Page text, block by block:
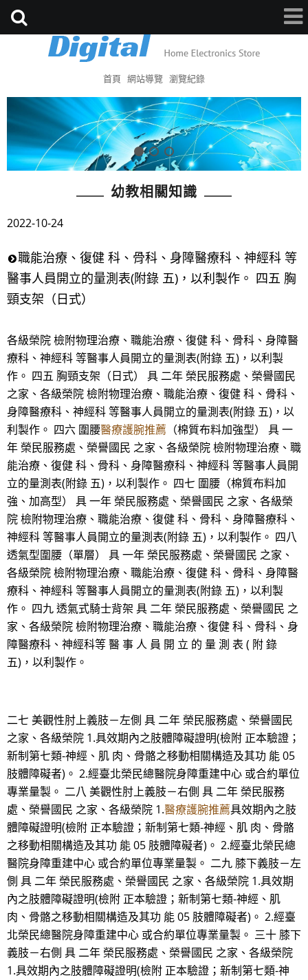
首頁 網站導覽 瀏覽紀錄
幼教相關知識
2022-10-24
職能治療、復健 科、骨科、身障醫療科、神經科 等
醫事人員開立的量測表(附錄 五)，以利製作。 四五 胸
頸支架（日式）
各級榮院 檢附物理治療、職能治療、復健 科、骨科、身障醫
療科、神經科 等醫事人員開立的量測表(附錄 五)，以利製
作。 四五 胸頸支架（日式） 具 二年 榮民服務處、榮譽國民
之家、各級榮院 檢附物理治療、職能治療、復健 科、骨科、
身障醫療科、神經科 等醫事人員開立的量測表(附錄 五)，以
利製作。 四六 圍腰醫療護腕推薦 （棉質布料加強型） 具 一
年 榮民服務處、榮譽國民 之家、各級榮院 檢附物理治療、職
能治療、復健 科、骨科、身障醫療科、神經科 等醫事人員開
立的量測表(附錄 五)，以利製作。 四七 圍腰（棉質布料加
強、加高型） 具 一年 榮民服務處、榮譽國民 之家、各級榮
院 檢附物理治療、職能治療、復健 科、骨科、身障醫療科、
神經科 等醫事人員開立的量測表(附錄 五)，以利製作。 四八
透氣型圍腰（單層） 具 一年 榮民服務處、榮譽國民 之家、
各級榮院 檢附物理治療、職能治療、復健 科、骨科、身障醫
療科、神經科 等醫事人員開立的量測表(附錄 五)，以利製
作。 四九 透氣式騎士背架 具 二年 榮民服務處、榮譽國民 之
家、各級榮院 檢附物理治療、職能治療、復健 科、骨科、身
障醫療科、神經科等 醫 事 人 員 開 立 的 量 測 表 ( 附 錄
五)，以利製作。
二七 美觀性肘上義肢－左側 具 二年 榮民服務處、榮譽國民
之家、各級榮院 1.具效期內之肢體障礙證明(檢附 正本驗證；
新制第七類-神經、肌 肉、骨骼之移動相關構造及其功 能 05
肢體障礙者)。 2.經臺北榮民總醫院身障重建中心 或合約單位
專業量製。 二八 美觀性肘上義肢－右側 具 二年 榮民服務
處、榮譽國民 之家、各級榮院 1.醫療護腕推薦具效期內之肢
體障礙證明(檢附 正本驗證；新制第七類-神經、肌 肉、骨骼
之移動相關構造及其功 能 05 肢體障礙者)。 2.經臺北榮民總
醫院身障重建中心 或合約單位專業量製。 二九 膝下義肢－左
側 具 二年 榮民服務處、榮譽國民 之家、各級榮院 1.具效期
內之肢體障礙證明(檢附 正本驗證；新制第七類-神經、肌
肉、骨骼之移動相關構造及其功 能 05 肢體障礙者)。 2.經臺
北榮民總醫院身障重建中心 或合約單位專業量製。 三十 膝下
義肢－右側 具 二年 榮民服務處、榮譽國民 之家、各級榮院
1.具效期內之肢體障礙證明(檢附 正本驗證；新制第七類-神